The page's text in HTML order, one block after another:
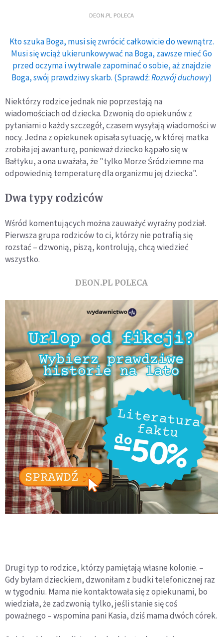
DEON.PL POLECA
Kto szuka Boga, musi się zwrócić całkowicie do wewnątrz.
Musi się wciąż ukierunkowywać na Boga, zawsze mieć Go
przed oczyma i wytrwale zapominać o sobie, aż znajdzie
Boga, swój prawdziwy skarb. (Sprawdź:Rozwój duchowy)
Niektórzy rodzice jednak nie poprzestają na
wiadomościach od dziecka. Dzwonią do opiekunów z
pytaniami o każdy szczegół, czasem wysyłają wiadomości w
nocy. Jedna z opiekunek opisała sytuację, w której matka
zrobiła jej awanturę, ponieważ dziecko kąpało się w
Bałtyku, a ona uważała, że "tylko Morze Śródziemne ma
odpowiednią temperaturę dla organizmu jej dziecka".
Dwa typy rodziców
Wśród komentujących można zauważyć wyraźny podział.
Pierwsza grupa rodziców to ci, którzy nie potrafią się
rozstać – dzwonią, piszą, kontrolują, chcą wiedzieć
wszystko.
DEON.PL POLECA
Drugi typ to rodzice, którzy pamiętają własne kolonie. –
Gdy byłam dzieckiem, dzwoniłam z budki telefonicznej raz
w tygodniu. Mama nie kontaktowała się z opiekunami, bo
wiedziała, że zadzwonią tylko, jeśli stanie się coś
poważnego – wspomina pani Kasia, dziś mama dwóch córek.